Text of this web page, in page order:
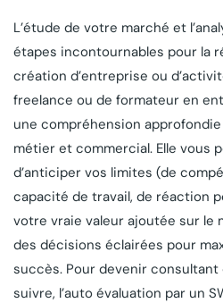
L’étude de votre marché et
étapes incontournables pour la
création d’entreprise ou
freelance ou de formateur en
une compréhension
métier et commercial. Elle vous
d’anticiper vos limites (de
capacité de travail, de réaction
votre vraie valeur ajoutée sur le
des décisions éclairées pour
succès. Pour devenir consultant
suivre, l’auto évaluation par un